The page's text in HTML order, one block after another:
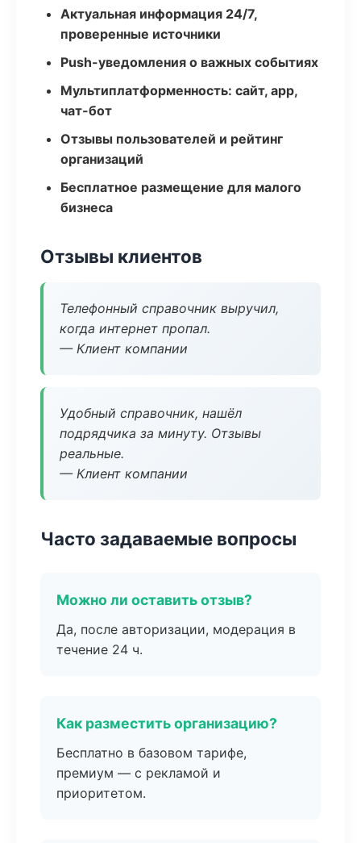
Актуальная информация 24/7,
проверенные источники
Push-уведомления о важных событиях
Мультиплатформенность: сайт, app,
чат-бот
Отзывы пользователей и рейтинг
организаций
Бесплатное размещение для малого
бизнеса
Отзывы клиентов
Телефонный справочник выручил,
когда интернет пропал.
— Клиент компании
Удобный справочник, нашёл
подрядчика за минуту. Отзывы
реальные.
— Клиент компании
Часто задаваемые вопросы
Можно ли оставить отзыв?
Да, после авторизации, модерация в
течение 24 ч.
Как разместить организацию?
Бесплатно в базовом тарифе,
премиум — с рекламой и
приоритетом.